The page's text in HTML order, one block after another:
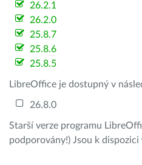
26.2.1
26.2.0
25.8.7
25.8.6
25.8.5
LibreOffice je dostupný v
26.8.0
Starší verze programu
podporovány!) Jsou k dispozici